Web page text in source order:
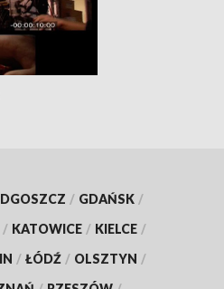
/ GDAŃSK /
/ KATOWICE / KIELCE /
/ ŁÓDŹ / OLSZTYN /